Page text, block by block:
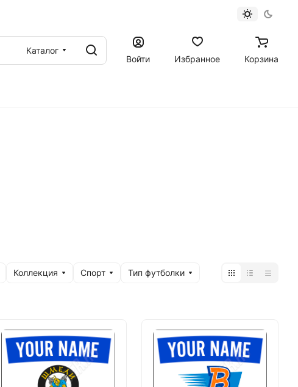
Каталог
Войти
Избранное Корзина
Коллекция Спорт Тип футболки